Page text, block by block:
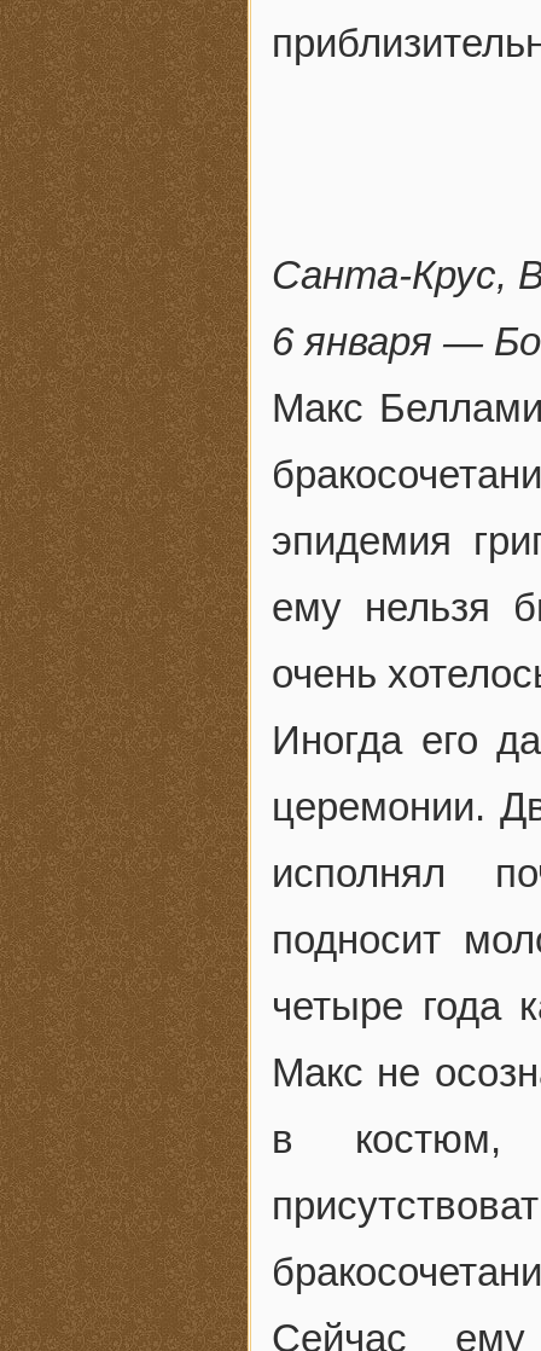
Санта-Крус,
6 января —
Макс
эпидемия
ему нельзя
очень
Иногда его
церемонии.
исполнял
подносит
четыре года
Макс не
в костюм,
Сейчас